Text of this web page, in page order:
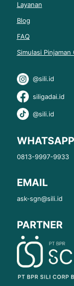
Layanan
Blog
FAQ
Simulasi Pinjaman
@sili.id
siligadai.id
@sili.id
WHATSAPP
0813-9997-9933
EMAIL
ask-sgn@sili.id
PARTNER